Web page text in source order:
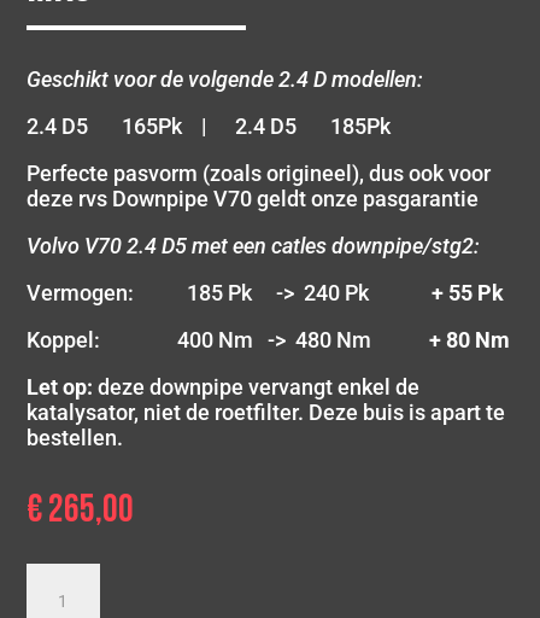
Geschikt voor de volgende 2.4 D modellen:
2.4 D5 165Pk | 2.4 D5 185Pk
Perfecte pasvorm (zoals origineel), dus ook voor
deze rvs Downpipe V70 geldt onze pasgarantie
Volvo V70 2.4 D5 met een catles downpipe/stg2:
Vermogen: 185 Pk -> 240 Pk+ 55 Pk
Koppel: 400 Nm -> 480 Nm+ 80 Nm
Let op: deze downpipe vervangt enkel de
katalysator, niet de roetfilter. Deze buis is apart te
bestellen.
€265,00
Volvo